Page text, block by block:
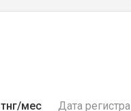
тнг/мес Дата